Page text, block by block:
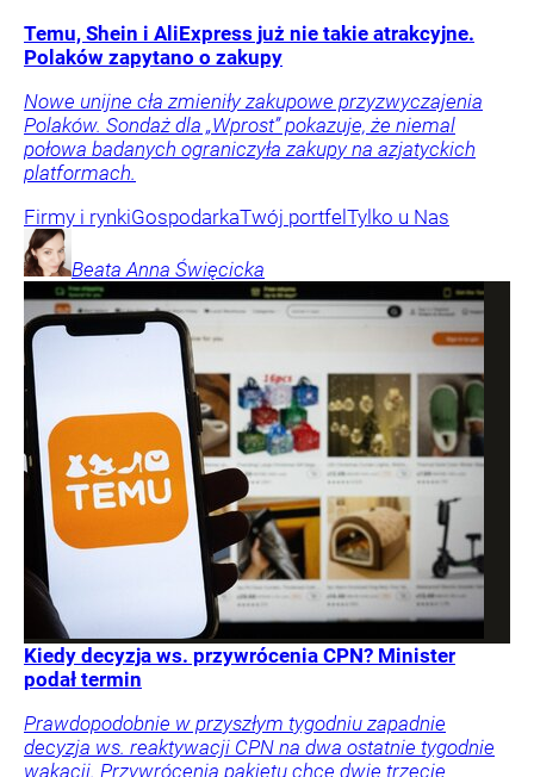
Temu, Shein i AliExpress już nie takie atrakcyjne.
Polaków zapytano o zakupy
Nowe unijne cła zmieniły zakupowe przyzwyczajenia
Polaków. Sondaż dla „Wprost” pokazuje, że niemal
połowa badanych ograniczyła zakupy na azjatyckich
platformach.
Firmy i rynkiGospodarkaTwój portfel Tylko u Nas
Beata Anna Święcicka
Kiedy decyzja ws. przywrócenia CPN? Minister
podał termin
Prawdopodobnie w przyszłym tygodniu zapadnie
decyzja ws. reaktywacji CPN na dwa ostatnie tygodnie
wakacji. Przywrócenia pakietu chce dwie trzecie